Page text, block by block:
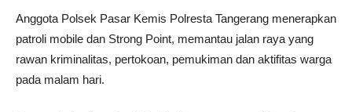
Anggota Polsek Pasar Kemis Polresta Tangerang menerapkan
patroli mobile dan Strong Point, memantau jalan raya yang
rawan kriminalitas, pertokoan, pemukiman dan aktifitas warga
pada malam hari.